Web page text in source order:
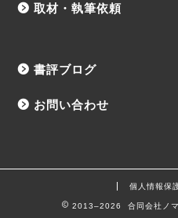
取材・執筆依頼
書評ブログ
お問い合わせ
個人情報保
2013–2026 合同会社ノマ